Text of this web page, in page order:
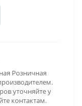
Розничная
уточняйте у
контактам.